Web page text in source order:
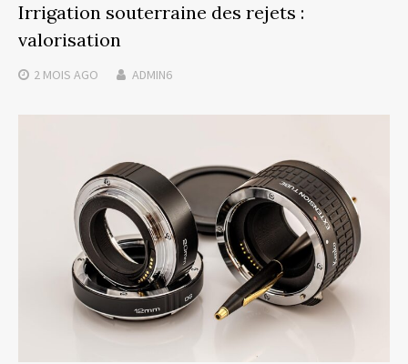
Irrigation souterraine des rejets :
valorisation
2 MOIS AGO ADMIN6